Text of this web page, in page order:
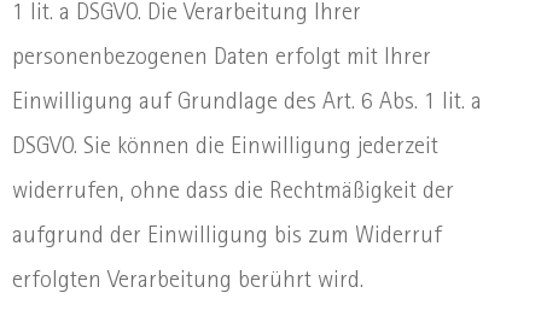
1 lit. a DSGVO. Die Verarbeitung Ihrer
personenbezogenen Daten erfolgt mit Ihrer
Einwilligung auf Grundlage des Art. 6 Abs. 1 lit. a
DSGVO. Sie können die Einwilligung jederzeit
widerrufen, ohne dass die Rechtmäßigkeit der
aufgrund der Einwilligung bis zum Widerruf
erfolgten Verarbeitung berührt wird.